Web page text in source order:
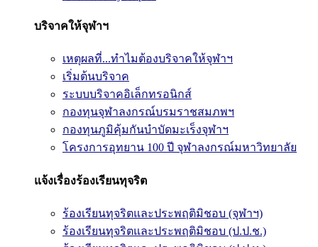
บริจาคให้จุฬาฯ
เหตุผลที่...ทำไมต้องบริจาคให้จุฬาฯ
เริ่มต้นบริจาค
ระบบบริจาคอิเล็กทรอนิกส์
กองทุนจุฬาลงกรณ์บรมราชสมภพฯ
กองทุนภูมิคุ้มกันบำบัดมะเร็งจุฬาฯ
โครงการอุทยาน 100 ปี จุฬาลงกรณ์มหาวิทยาลัย
แจ้งเรื่องร้องเรียนทุจริต
ร้องเรียนทุจริตและประพฤติมิชอบ (จุฬาฯ)
ร้องเรียนทุจริตและประพฤติมิชอบ (ป.ป.ช.)